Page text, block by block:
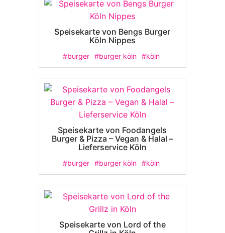
Speisekarte von Bengs Burger
Köln Nippes
#burger #burger köln #köln
Speisekarte von Foodangels
Burger & Pizza – Vegan & Halal –
Lieferservice Köln
#burger #burger köln #köln
Speisekarte von Lord of the